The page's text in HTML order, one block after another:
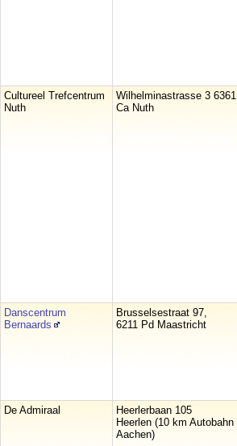
Cultureel Trefcentrum
Nuth
Wilhelminastrasse 3 6361
Ca Nuth
Danscentrum
Bernaards
Brusselsestraat 97,
6211 Pd Maastricht
De Admiraal
Heerlerbaan 105
Heerlen (10 km Autobahn
Aachen)